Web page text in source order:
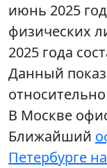
июнь 2025
физических
2025 года
Данный
В Москве
Ближайший
Петербурге